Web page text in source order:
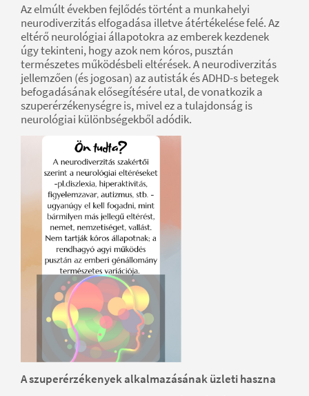
Az elmúlt években fejlődés történt a munkahelyi
neurodiverzitás elfogadása illetve átértékelése felé. Az
eltérő neurológiai állapotokra az emberek kezdenek
úgy tekinteni, hogy azok nem kóros, pusztán
természetes működésbeli eltérések. A neurodiverzitás
jellemzően (és jogosan) az autisták és ADHD-s betegek
befogadásának elősegítésére utal, de vonatkozik a
szuperérzékenységre is, mivel ez a tulajdonság is
neurológiai különbségekből adódik.
A szuperérzékenyek alkalmazásának üzleti haszna